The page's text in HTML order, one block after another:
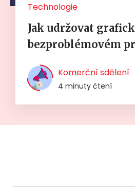
Technologie
Jak udržovat
bezproblémovém
Komerční sdělení
4 minuty čtení